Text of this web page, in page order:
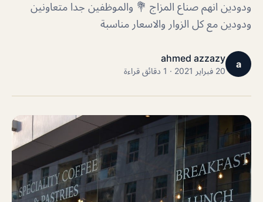
ودودين انهم صناع المزاج 💐 والموظفين جدا متعاونين
ودودين مع كل الزوار والاسعار مناسبة
a
ahmed azzazy
20 فبراير 2021 · 1 دقائق قراءة